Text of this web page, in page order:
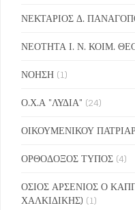
ΝΕΚΤΑΡΙΟΣ Δ.
ΝΕΟΤΗΤΑ Ι. Ν. ΚΟΙΜ.
ΝΟΗΣΗ (1)
Ο.Χ.Α "ΛΥΔΙΑ" (24)
ΟΙΚΟΥΜΕΝΙΚΟΥ
ΟΡΘΟΔΟΞΟΣ ΤΥΠΟΣ (4)
ΟΣΙΟΣ ΑΡΣΕΝΙΟΣ Ο
ΧΑΛΚΙΔΙΚΗΣ) (1)